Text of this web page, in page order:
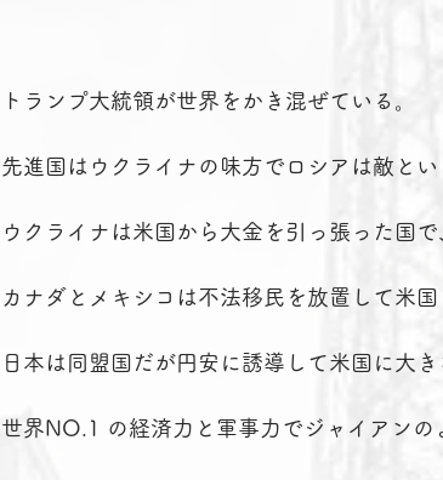
トランプ大統領が世界をかき混ぜている。
先進国はウクライナの味方でロシアは敵と
ウクライナは米国から大金を引っ張った国
カナダとメキシコは不法移民を放置して米
日本は同盟国だが円安に誘導して米国に大
世界NO.1 の経済力と軍事力でジャイアンの